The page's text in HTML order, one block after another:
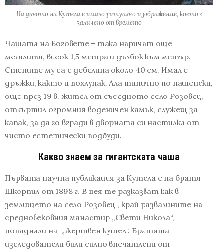
На дъното на Кутела е имало ритуално изображение, което е
заличено от времето
Чашата на Боговете – така наричат още
мегалита, висок 1,5 метра и дълбок към метър.
Стените му са с дебелина около 40 см. Имал е
дръжки, както и похлупак. Ала типично по нашенски,
още през 19 в. жител от съседното село Розовец,
откъртил огромния воденичен камък, служещ за
капак, за да го вгради в дворната си настилка от
чисто естетически подбуди.
Какво знаем за гигантската чаша
Първата научна публикация за Кутела е на братя
Шкорпил от 1898 г. В нея те разказват как в
землището на село Розовец , край развалините на
средновековния манастир „Свети Никола“,
попаднали на „жертвен кутел“. Братята
изследователи били силно впечатлени от